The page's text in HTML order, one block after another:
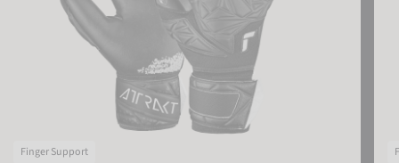
Finger Support